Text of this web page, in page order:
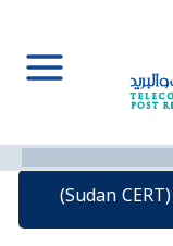
Main
(Sudan CERT)